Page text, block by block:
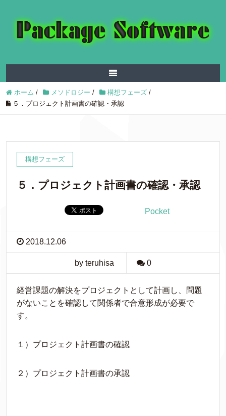
ホーム / メソドロジー / 構想フェーズ /
５．プロジェクト計画書の確認・承認
構想フェーズ
５．プロジェクト計画書の確認・承認
Pocket
2018.12.06
by teruhisa 0
経営課題の解決をプロジェクトとして計画し、問題
がないことを確認して関係者で合意形成が必要で
す。
１）プロジェクト計画書の確認
２）プロジェクト計画書の承認